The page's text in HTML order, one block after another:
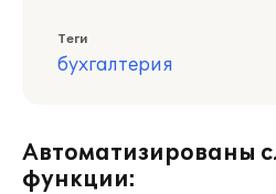
Теги
бухгалтерия
Автоматизированы
функции: